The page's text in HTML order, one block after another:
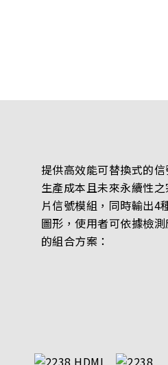
提供高效能可替換式的
生產成本且未來永續性
片信號模組，同時輸出4
圖形，使用者可依據檢
的組合方案：